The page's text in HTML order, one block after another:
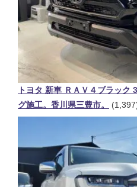
トヨタ 新車 ＲＡＶ４ブラック
グ施工。香川県三豊市。